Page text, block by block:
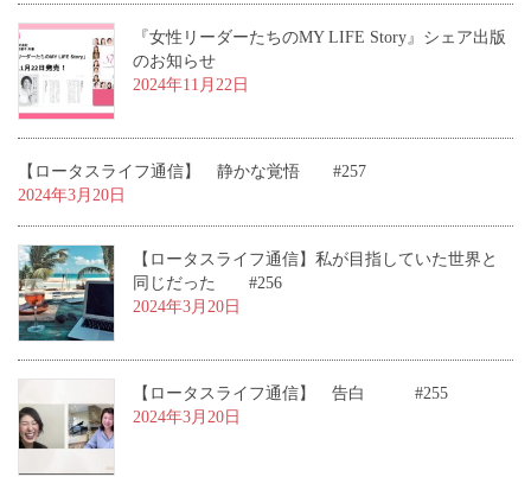
『女性リーダーたちのMY LIFE Story』シェア出版
のお知らせ
2024年11月22日
【ロータスライフ通信】 静かな覚悟 #257
2024年3月20日
【ロータスライフ通信】私が目指していた世界と
同じだった #256
2024年3月20日
【ロータスライフ通信】 告白 #255
2024年3月20日